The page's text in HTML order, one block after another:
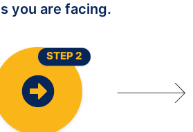
you are facing.
STEP 2